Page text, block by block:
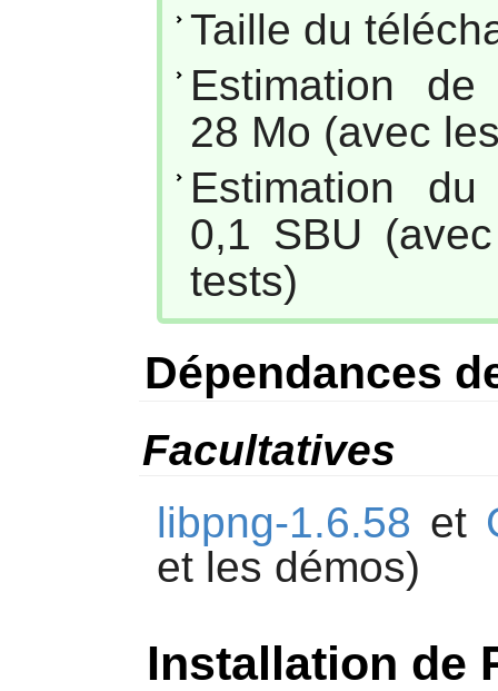
Taille du
Estimation
28 Mo (avec
Estimation
0,1 SBU
tests)
Dépendances
Facultatives
libpng-1.6.58 et
et les démos)
Installation de